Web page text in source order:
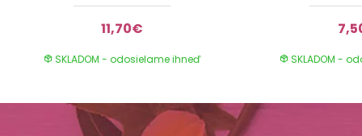
11,70€
SKLADOM - odosielame ihneď SKLADOM -